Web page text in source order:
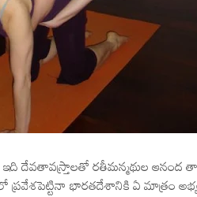
ఇది దేవతావస్ర్తాలతో రతీమన్మథుల
ప్రవేశపెట్టినా భారతదేశానికి ఏ మాత్రం